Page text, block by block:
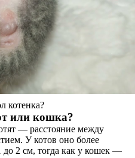
котенка?
или кошка?
— расстояние между
У котов оно более
2 см, тогда как у кошек —